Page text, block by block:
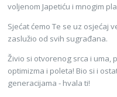
voljenom Japetiću i mnogim
Sjećat ćemo Te se uz osjećaj
zaslužio od svih sugrađana.
Živio si otvorenog srca i uma,
optimizma i poleta! Bio si i
generacijama - hvala ti!